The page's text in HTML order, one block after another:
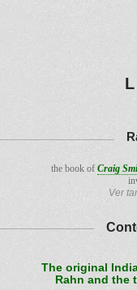
the book of Craig
Ver
The original
Rahn and the